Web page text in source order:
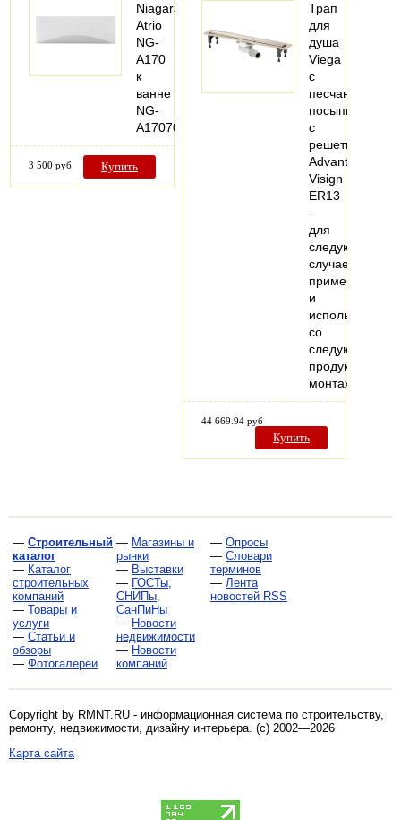
Niagara
Atrio
NG-
A170
к
ванне
NG-
A17070
3 500 руб Купить
Трап
для
душа
Viega
с
песчаной
посыпкой,
с
решеткой
Advantix
Visign
ER13
-
для
следующих
случаев
применения
и
использования
со
следующей
продукцией:
монтаж…
44 669.94 руб
Купить
— Строительный
каталог
— Каталог
строительных
компаний
— Товары и
услуги
— Статьи и
обзоры
— Фотогалереи
— Магазины и
рынки
— Выставки
— ГОСТы,
СНИПы,
СанПиНы
— Новости
недвижимости
— Новости
компаний
— Опросы
— Словари
терминов
— Лента
новостей RSS
Copyright by RMNT.RU - информационная система по строительству,
ремонту, недвижимости, дизайну интерьера. (c) 2002—2026
Карта сайта